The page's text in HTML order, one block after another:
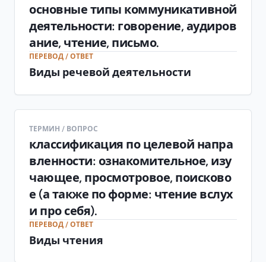
основные типы коммуникативной
деятельности: говорение, аудиров
ание, чтение, письмо.
ПЕРЕВОД / ОТВЕТ
Виды речевой деятельности
ТЕРМИН / ВОПРОС
классификация по целевой напра
вленности: ознакомительное, изу
чающее, просмотровое, поисково
е (а также по форме: чтение вслух
и про себя).
ПЕРЕВОД / ОТВЕТ
Виды чтения